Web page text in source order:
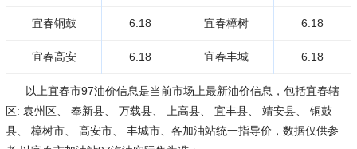
宜春铜鼓 6.18 宜春樟树 6.18
宜春高安 6.18 宜春丰城 6.18
以上宜春市97油价信息是当前市场上最新油价信息，包括宜春辖
区: 袁州区、 奉新县、 万载县、 上高县、 宜丰县、 靖安县、 铜鼓
县、 樟树市、 高安市、 丰城市、各加油站统一指导价，数据仅供参